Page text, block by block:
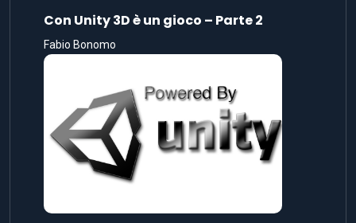
Con Unity 3D è un gioco – Parte 2
Fabio Bonomo